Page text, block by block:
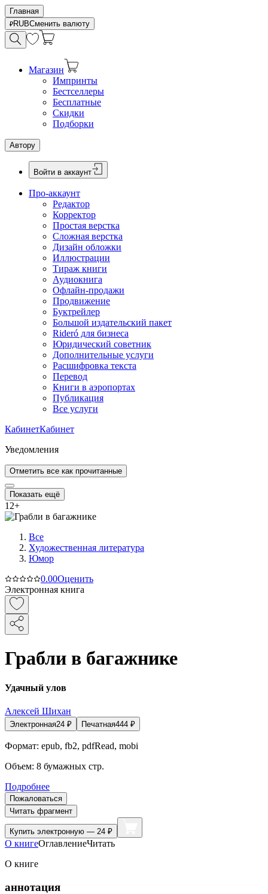
Главная
RUBСменить валюту
Магазин
Импринты
Бестселлеры
Бесплатные
Скидки
Подборки
Автору
Войти в аккаунт
Про-аккаунт
Редактор
Корректор
Простая верстка
Сложная верстка
Дизайн обложки
Иллюстрации
Тираж книги
Аудиокнига
Офлайн-продажи
Продвижение
Буктрейлер
Большой издательский пакет
Rideró для бизнеса
Юридический советник
Дополнительные услуги
Расшифровка текста
Перевод
Книги в аэропортах
Публикация
Все услуги
КабинетКабинет
Уведомления
Отметить все как прочитанные
Показать ещё
12+
Все
Художественная литература
Юмор
0.00Оценить
Электронная книга
Грабли в багажнике
Удачный улов
Алексей Шихан
Электронная24 ₽ Печатная444 ₽
Формат: epub, fb2, pdfRead, mobi
Объем: 8 бумажных стр.
Подробнее
Пожаловаться
Читать фрагмент
Купить электронную — 24 ₽
О книгеОглавлениеЧитать
О книге
аннотация